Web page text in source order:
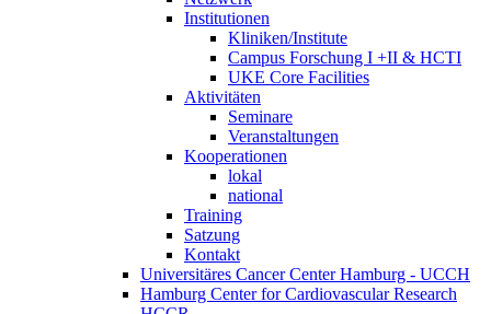
Institutionen
Kliniken/Institute
Campus Forschung I +II & HCTI
UKE Core Facilities
Aktivitäten
Seminare
Veranstaltungen
Kooperationen
lokal
national
Training
Satzung
Kontakt
Universitäres Cancer Center Hamburg - UCCH
Hamburg Center for Cardiovascular Research